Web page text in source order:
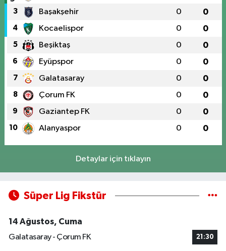
3 Başakşehir 0 0
4 Kocaelispor 0 0
5 Beşiktaş 0 0
6 Eyüpspor 0 0
7 Galatasaray 0 0
8 Çorum FK 0 0
9 Gaziantep FK 0 0
10 Alanyaspor 0 0
Detaylar için tıklayın
Süper Lig Fikstür
14 Ağustos, Cuma
Galatasaray - Çorum FK
21:30